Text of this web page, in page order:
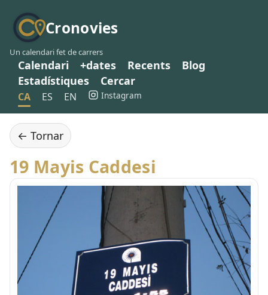
Cronovies
Un calendari fet de carrers
Calendari +dates Recents
Blog
Estadístiques
Cercar
CA ES EN Instagram
← Tornar
19 Mayis Caddesi